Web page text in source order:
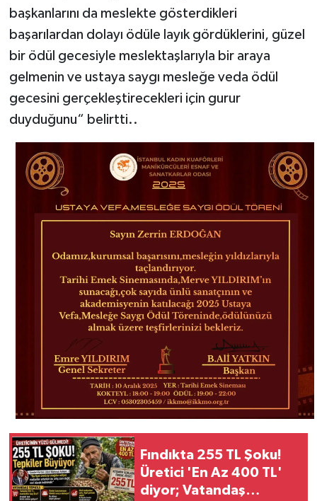
başkanlarını da meslekte gösterdikleri
başarılardan dolayı ödüle layık gördüklerini, güzel
bir ödül gecesiyle meslektaşlarıyla bir araya
gelmenin ve ustaya saygı mesleğe veda ödül
gecesini gerçekleştirecekleri için gurur
duyduğunu“ belirtti..
Fındıkta 255 TL Şoku!
Üretici 'En Az 400 TL'
diyor; Vatandaş